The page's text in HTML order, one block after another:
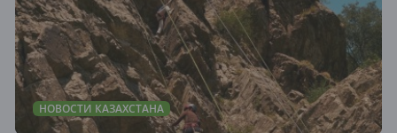
НОВОСТИ КАЗАХСТАНА